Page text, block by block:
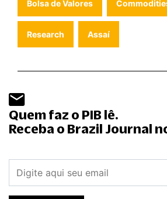
Bolsa de Valores
Research Assaí
Quem faz o PIB lê.
Receba o Brazil Journal